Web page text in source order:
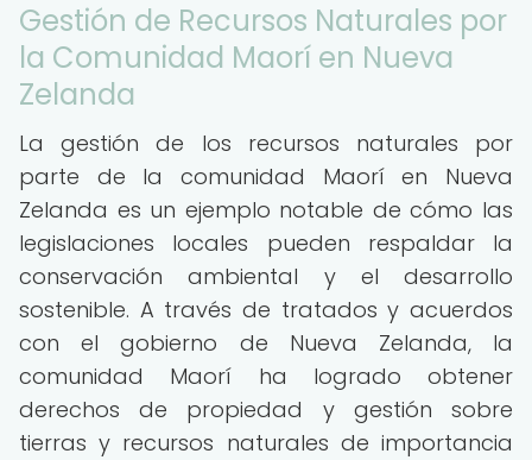
Gestión de Recursos Naturales por
la Comunidad Maorí en Nueva
Zelanda
La gestión de los recursos naturales por
parte de la comunidad Maorí en Nueva
Zelanda es un ejemplo notable de cómo las
legislaciones locales pueden respaldar la
conservación ambiental y el desarrollo
sostenible. A través de tratados y acuerdos
con el gobierno de Nueva Zelanda, la
comunidad Maorí ha logrado obtener
derechos de propiedad y gestión sobre
tierras y recursos naturales de importancia